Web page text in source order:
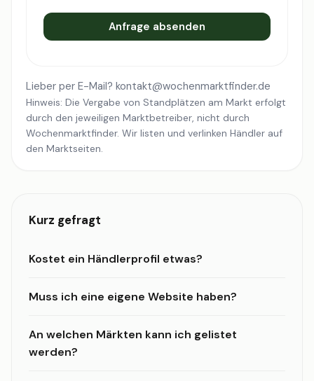
Anfrage absenden
Lieber per E-Mail? kontakt@wochenmarktfinder.de
Hinweis: Die Vergabe von Standplätzen am Markt erfolgt
durch den jeweiligen Marktbetreiber, nicht durch
Wochenmarktfinder. Wir listen und verlinken Händler auf
den Marktseiten.
Kurz gefragt
Kostet ein Händlerprofil etwas?
Muss ich eine eigene Website haben?
An welchen Märkten kann ich gelistet
werden?